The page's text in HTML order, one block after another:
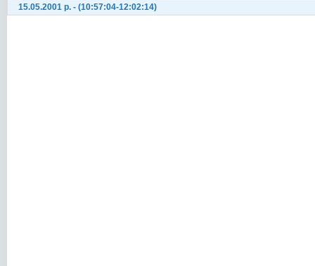
15.05.2001 р. - (10:57:04-12:02:14)